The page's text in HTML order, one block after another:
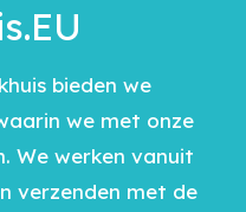
bieden we
we met onze
We werken vanuit
verzenden met de